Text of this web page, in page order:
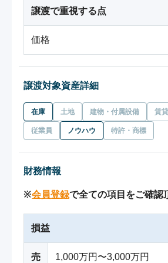
譲渡で重視する点
価格
譲渡対象資産詳細
在庫 土地 建物・付属設備 賃
従業員 ノウハウ 特許・商標
財務情報
※会員登録で全ての項目をご確認
損益
売
1,000万円〜3,000万円